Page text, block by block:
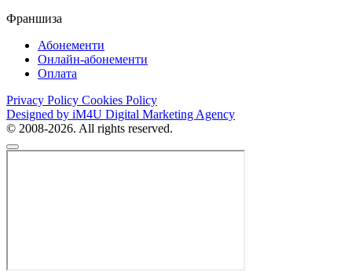
Франшиза
Абонементи
Онлайн-абонементи
Оплата
Privacy Policy Cookies Policy
Designed by iM4U Digital Marketing Agency
© 2008-2026. All rights reserved.